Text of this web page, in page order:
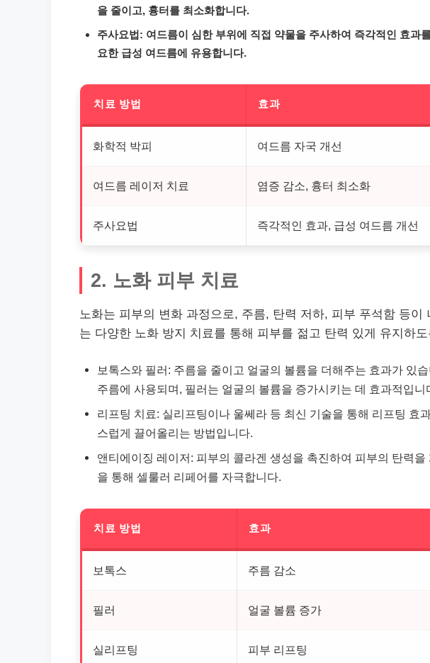
을 줄이고, 흉터를 최소화합니다.
주사요법: 여드름이 심한 부위에 직접 약물을 주사하여 즉각적인 효과
요한 급성 여드름에 유용합니다.
치료 방법 효과
화학적 박피 여드름 자국 개선
여드름 레이저 치료 염증 감소, 흉터 최소화
주사요법 즉각적인 효과, 급성 여드름 개선
2. 노화 피부 치료
노화는 피부의 변화 과정으로, 주름, 탄력 저하, 피부 푸석함 등이
는 다양한 노화 방지 치료를 통해 피부를 젊고 탄력 있게 유지하
보톡스와 필러: 주름을 줄이고 얼굴의 볼륨을 더해주는 효과가 있
주름에 사용되며, 필러는 얼굴의 볼륨을 증가시키는 데 효과적입니
리프팅 치료: 실리프팅이나 울쎄라 등 최신 기술을 통해 리프팅 효
스럽게 끌어올리는 방법입니다.
앤티에이징 레이저: 피부의 콜라겐 생성을 촉진하여 피부의 탄력
을 통해 셀룰러 리페어를 자극합니다.
치료 방법 효과
보톡스 주름 감소
필러 얼굴 볼륨 증가
실리프팅 피부 리프팅